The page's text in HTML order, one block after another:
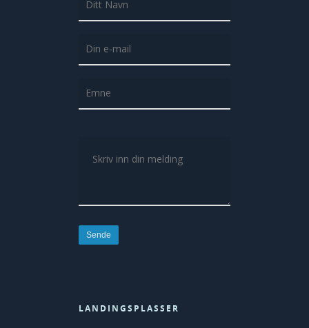
LANDINGSPLASSER